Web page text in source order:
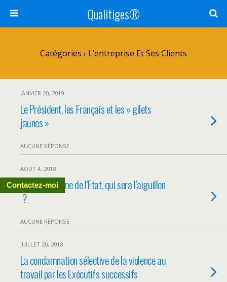
Qualitiges®
Catégories › L’entreprise Et Ses Clients
JANVIER 20, 2019
Le Président, les Français et les « gilets
jaunes »
AUCUNE RÉPONSE
AOÛT 4, 2018
Pour la réforme de l’Etat, qui sera l’aiguillon
?
AUCUNE RÉPONSE
JUILLET 20, 2018
La condamnation sélective de la violence au
travail par les Exécutifs successifs
Contactez-moi